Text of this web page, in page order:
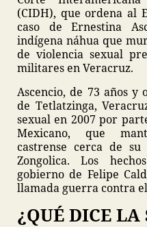
(CIDH), que ordena al
caso de Ernestina
indígena náhua que
de violencia sexual
militares en Veracruz.
Ascencio, de 73 años
de Tetlatzinga,
sexual en 2007 por
Mexicano, que
castrense cerca de
Zongolica. Los
gobierno de Felipe
llamada guerra contra
¿QUÉ DICE LA